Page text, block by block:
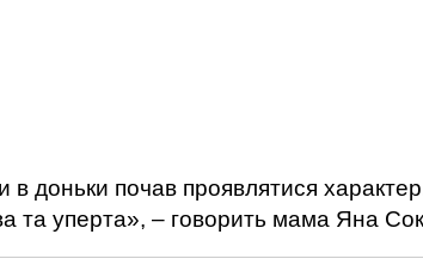
в доньки почав проявлятися
та уперта», – говорить мама Яна